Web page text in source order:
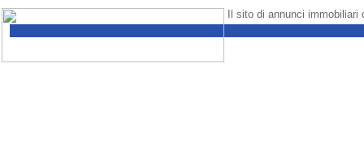
Il sito di annunci immobiliari